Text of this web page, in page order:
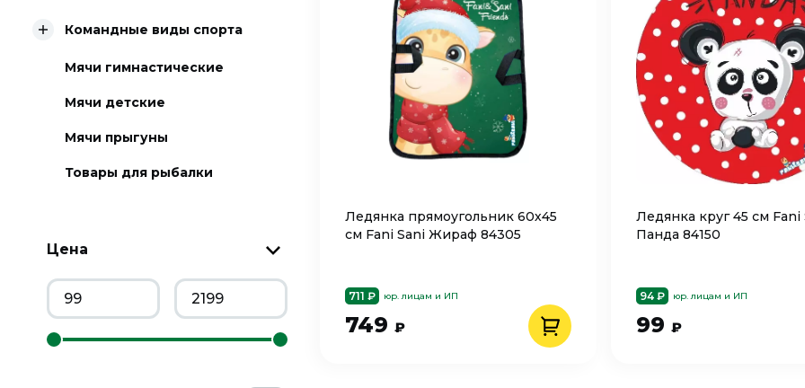
Командные виды спорта
Мячи гимнастические
Мячи детские
Мячи прыгуны
Товары для рыбалки
Цена
Ледянка прямоугольник 60х45
см Fani Sani Жираф 84305
711 ₽ юр. лицам и ИП
749 ₽
Ледянка круг 45 см Fani
Панда 84150
94 ₽ юр. лицам и ИП
99 ₽